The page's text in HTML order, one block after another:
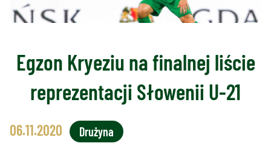
Egzon Kryeziu na finalnej liście
reprezentacji Słowenii U-21
06.11.2020 Drużyna